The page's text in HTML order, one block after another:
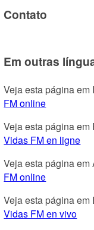
Contato
Em outras
Veja esta página em
FM online
Veja esta página em
Vidas FM en ligne
Veja esta página em
FM online
Veja esta página em
Vidas FM en vivo